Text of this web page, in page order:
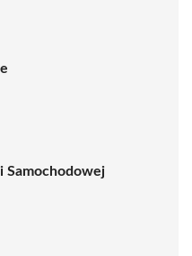
Samochodowej